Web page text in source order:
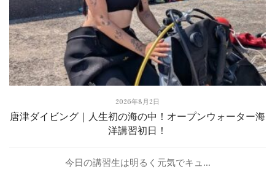
2026年8月2日
唐津ダイビング｜人生初の海の中！オープンウォーター海
洋講習初日！
今日の講習生は明るく元気でキュ...